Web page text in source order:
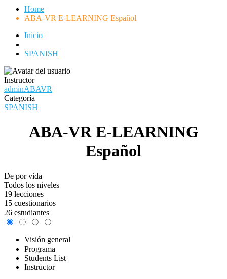
Home
ABA-VR E-LEARNING Español
Inicio
SPANISH
Instructor
adminABAVR
Categoría
SPANISH
ABA-VR E-LEARNING
Español
De por vida
Todos los niveles
19 lecciones
15 cuestionarios
26 estudiantes
Visión general
Programa
Students List
Instructor